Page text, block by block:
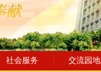
社会服务 交流园地